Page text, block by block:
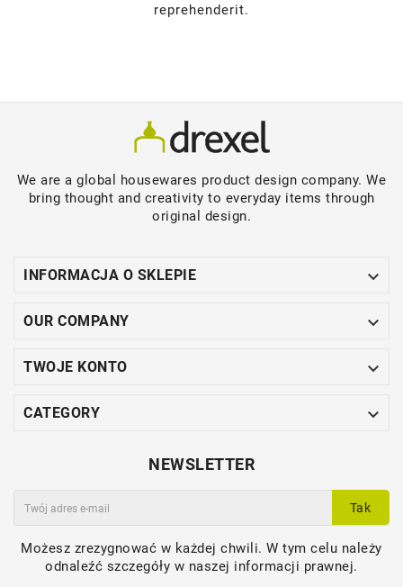
reprehenderit.
We are a global housewares product design company. We
bring thought and creativity to everyday items through
original design.
INFORMACJA O SKLEPIE 
OUR COMPANY 
TWOJE KONTO 
CATEGORY 
NEWSLETTER
Tak
Możesz zrezygnować w każdej chwili. W tym celu należy
odnaleźć szczegóły w naszej informacji prawnej.